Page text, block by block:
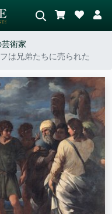
を説明してください – 例：
草原、赤の多い抽象画、暗い
、木のそばの立ち姿のヌー
ド。
術家
は兄弟たちに売られた